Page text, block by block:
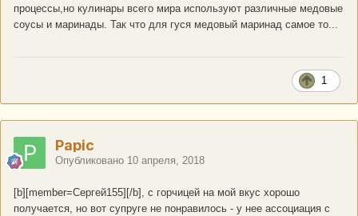
процессы,но кулинары всего мира используют различные медовые
соусы и маринады. Так что для гуся медовый маринад самое то...
1
Papic
Опубликовано 10 апреля, 2018
[b][member=Сергей155][/b], с горчицей на мой вкус хорошо
получается, но вот супруге не понравилось - у нее ассоциация с